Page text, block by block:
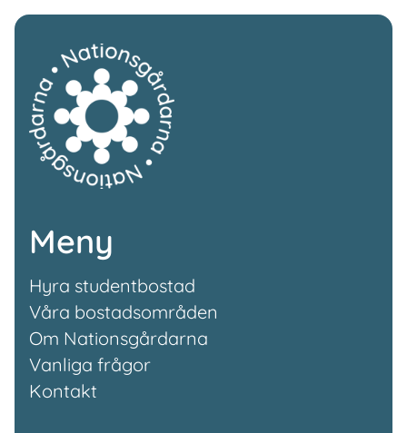
Meny
Hyra studentbostad
Våra bostadsområden
Om Nationsgårdarna
Vanliga frågor
Kontakt